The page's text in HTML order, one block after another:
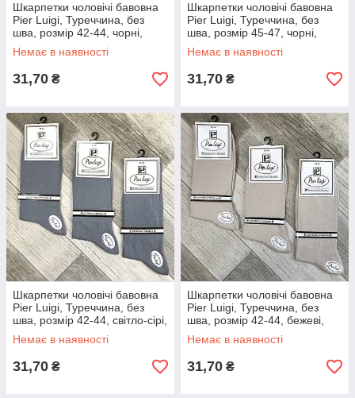
Шкарпетки чоловічі бавовна
Pier Luigi, Туреччина, без
шва, розмір 42-44, чорні,
02575
Немає в наявності
31,70 ₴
Шкарпетки чоловічі бавовна
Pier Luigi, Туреччина, без
шва, розмір 45-47, чорні,
02576
Немає в наявності
31,70 ₴
Шкарпетки чоловічі бавовна
Pier Luigi, Туреччина, без
шва, розмір 42-44, світло-сірі,
02578
Немає в наявності
31,70 ₴
Шкарпетки чоловічі бавовна
Pier Luigi, Туреччина, без
шва, розмір 42-44, бежеві,
02581
Немає в наявності
31,70 ₴